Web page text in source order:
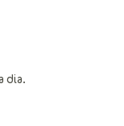
dia.